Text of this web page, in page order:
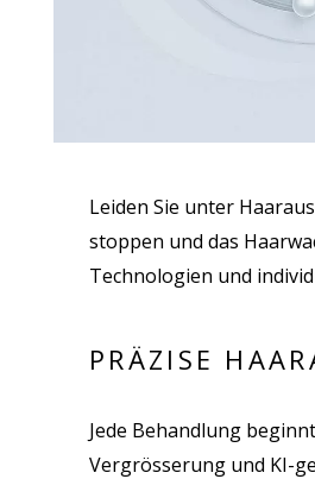
Leiden Sie unter
stoppen und das
Technologien und
PRÄZISE
Jede Behandlung
Vergrösserung und KI-